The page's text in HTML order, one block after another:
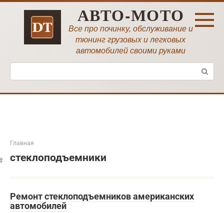
Перейти
АВТО-МОТО
Все про починку, обслуживание и
тюнинг грузовых и легковых
автомобилей своими руками
Поиск:
Главная
стеклоподъемники
Ремонт стеклоподъемников американских
автомобилей